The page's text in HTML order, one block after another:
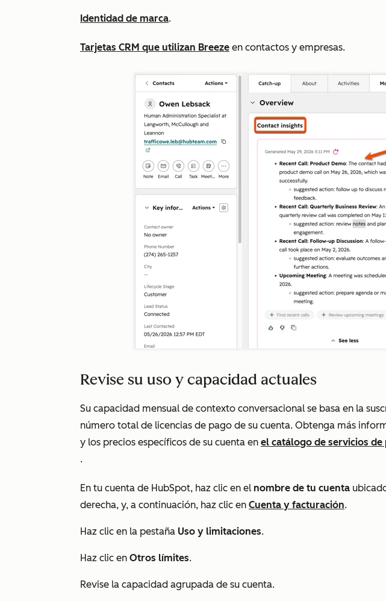
Identidad de marca.
Tarjetas CRM que utilizan Breeze en contactos y empresas.
Revise su uso y capacidad actuales
Su capacidad mensual de contexto conversacional se basa en la
número total de licencias de pago de su cuenta. Obtenga más
y los precios específicos de su cuenta en el catálogo de servicios
.
En tu cuenta de HubSpot, haz clic en el nombre de tu cuenta
derecha, y, a continuación, haz clic en Cuenta y facturación.
Haz clic en la pestaña Uso y limitaciones.
Haz clic en Otros límites.
Revise la capacidad agrupada de su cuenta.